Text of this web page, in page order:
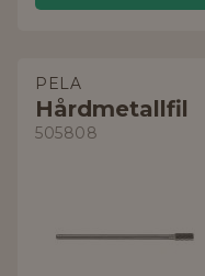
PELA
Hårdmetallfil
505808